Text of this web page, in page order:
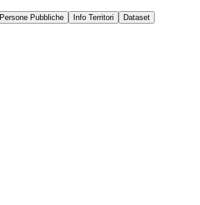
Persone Pubbliche Info Territori Dataset